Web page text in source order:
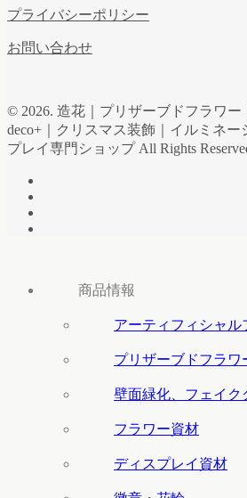
プライバシーポリシー
お問い合わせ
© 2026. 造花｜プリザーブドフラワー
deco+｜クリスマス装飾｜イルミネー
プレイ専門ショップ All Rights
商品情報
アーティフィシャル
プリザーブドフラ
壁面緑化、フェイク
フラワー資材
ディスプレイ資材